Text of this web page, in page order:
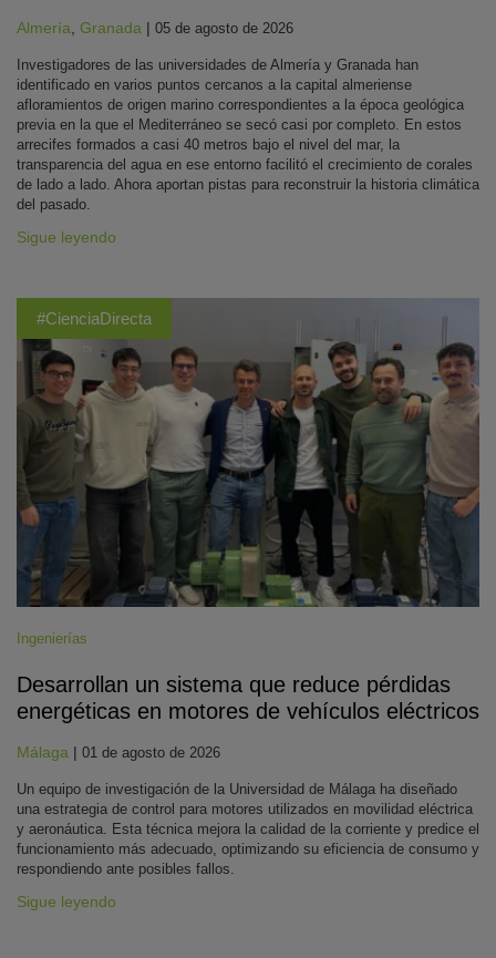
Almería Granada | 05 de agosto de 2026
Investigadores de las universidades de Almería y Granada han
identificado en varios puntos cercanos a la capital almeriense
afloramientos de origen marino correspondientes a la época geológica
previa en la que el Mediterráneo se secó casi por completo. En estos
arrecifes formados a casi 40 metros bajo el nivel del mar, la
transparencia del agua en ese entorno facilitó el crecimiento de corales
de lado a lado. Ahora aportan pistas para reconstruir la historia climática
del pasado.
Sigue leyendo
#CienciaDirecta
Ingenierías
Desarrollan un sistema que reduce pérdidas
energéticas en motores de vehículos eléctricos
Málaga | 01 de agosto de 2026
Un equipo de investigación de la Universidad de Málaga ha diseñado
una estrategia de control para motores utilizados en movilidad eléctrica
y aeronáutica. Esta técnica mejora la calidad de la corriente y predice el
funcionamiento más adecuado, optimizando su eficiencia de consumo y
respondiendo ante posibles fallos.
Sigue leyendo